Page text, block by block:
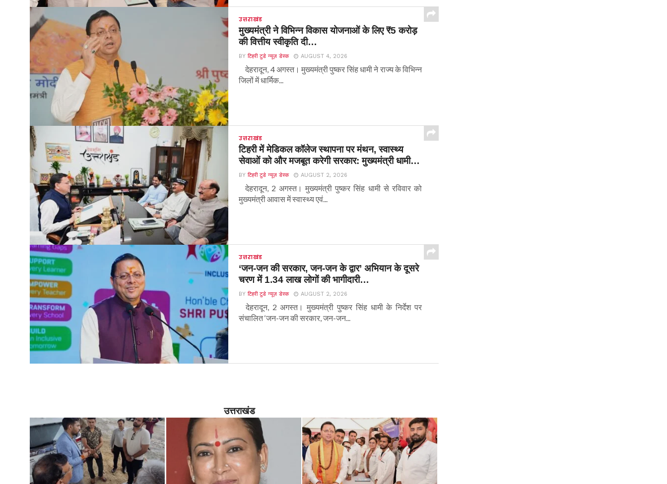
उत्तराखंड
मुख्यमंत्री ने विभिन्न विकास योजनाओं के लिए ₹5 करोड़
की वित्तीय स्वीकृति दी…
BYटिहरी टुडे न्यूज़ डेस्क AUGUST 4, 2026
देहरादून, 4 अगस्त। मुख्यमंत्री पुष्कर सिंह धामी ने राज्य के विभिन्न
जिलों में धार्मिक...
उत्तराखंड
टिहरी में मेडिकल कॉलेज स्थापना पर मंथन, स्वास्थ्य
सेवाओं को और मजबूत करेगी सरकार: मुख्यमंत्री धामी…
BYटिहरी टुडे न्यूज़ डेस्क AUGUST 2, 2026
देहरादून, 2 अगस्त। मुख्यमंत्री पुष्कर सिंह धामी से रविवार को
मुख्यमंत्री आवास में स्वास्थ्य एवं...
उत्तराखंड
‘जन-जन की सरकार, जन-जन के द्वार’ अभियान के दूसरे
चरण में 1.34 लाख लोगों की भागीदारी…
BYटिहरी टुडे न्यूज़ डेस्क AUGUST 2, 2026
देहरादून, 2 अगस्त। मुख्यमंत्री पुष्कर सिंह धामी के निर्देश पर
संचालित ‘जन-जन की सरकार, जन-जन...
उत्तराखंड